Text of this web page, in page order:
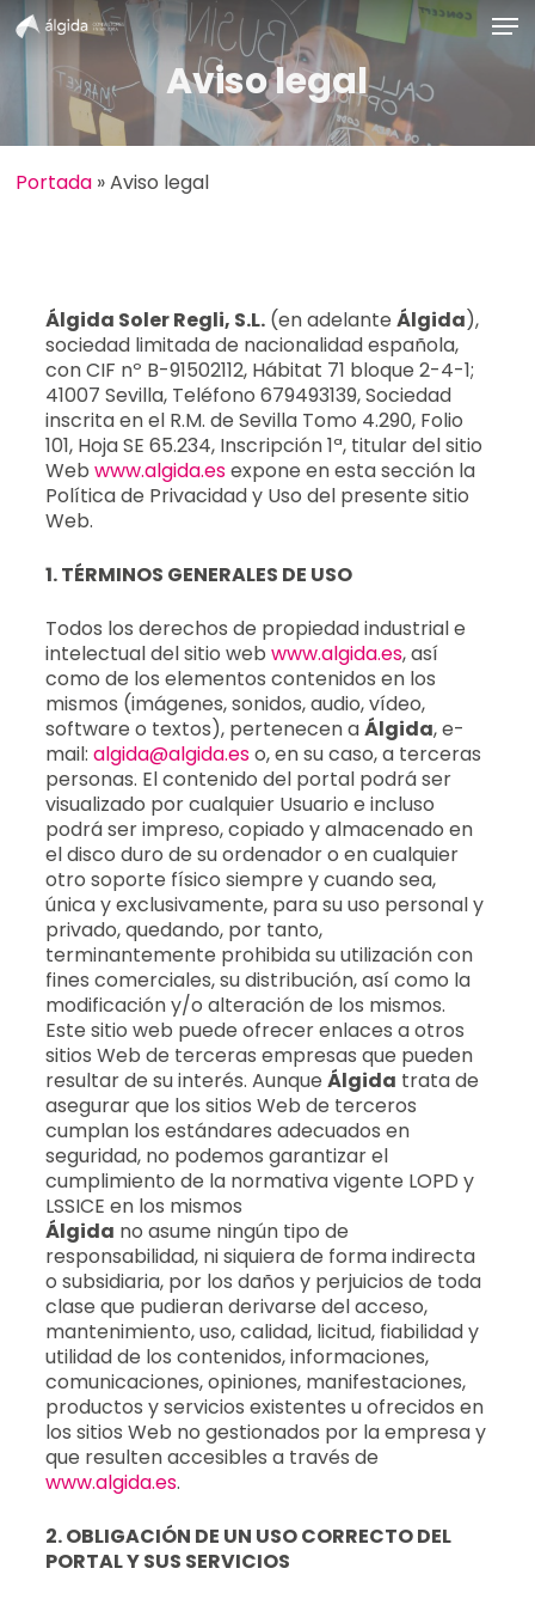
Skip
to
content
Aviso legal
Portada »Aviso legal
Álgida Soler Regli, S.L. (en adelanteÁlgida),
sociedad limitada de nacionalidad española,
con CIF nº B-91502112, Hábitat 71 bloque 2-4-1;
41007 Sevilla, Teléfono 679493139, Sociedad
inscrita en el R.M. de Sevilla Tomo 4.290, Folio
101, Hoja SE 65.234, Inscripción 1ª, titular del sitio
Webwww.algida.esexpone en esta sección la
Política de Privacidad y Uso del presente sitio
Web.
1. TÉRMINOS GENERALES DE USO
Todos los derechos de propiedad industrial e
intelectual del sitio webwww.algida.es, así
como de los elementos contenidos en los
mismos (imágenes, sonidos, audio, vídeo,
software o textos), pertenecen aÁlgida, e-
mail:algida@algida.eso, en su caso, a terceras
personas. El contenido del portal podrá ser
visualizado por cualquier Usuario e incluso
podrá ser impreso, copiado y almacenado en
el disco duro de su ordenador o en cualquier
otro soporte físico siempre y cuando sea,
única y exclusivamente, para su uso personal y
privado, quedando, por tanto,
terminantemente prohibida su utilización con
fines comerciales, su distribución, así como la
modificación y/o alteración de los mismos.
Este sitio web puede ofrecer enlaces a otros
sitios Web de terceras empresas que pueden
resultar de su interés. AunqueÁlgida trata de
asegurar que los sitios Web de terceros
cumplan los estándares adecuados en
seguridad, no podemos garantizar el
cumplimiento de la normativa vigente LOPD y
LSSICE en los mismos
Álgida no asume ningún tipo de
responsabilidad, ni siquiera de forma indirecta
o subsidiaria, por los daños y perjuicios de toda
clase que pudieran derivarse del acceso,
mantenimiento, uso, calidad, licitud, fiabilidad y
utilidad de los contenidos, informaciones,
comunicaciones, opiniones, manifestaciones,
productos y servicios existentes u ofrecidos en
los sitios Web no gestionados por la empresa y
que resulten accesibles a través de
www.algida.es.
2. OBLIGACIÓN DE UN USO CORRECTO DEL
PORTAL Y SUS SERVICIOS